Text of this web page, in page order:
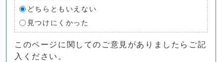
どちらともいえない
見つけにくかった
このページに関してのご意見がありましたらご記
入ください。